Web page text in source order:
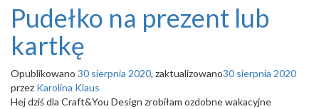
t
Pudełko na prezent lub
kartkę
Opublikowano 30 sierpnia 2020, zaktualizowano30 sierpnia 2020
przez Karolina Klaus
Hej dziś dla Craft&You Design zrobiłam ozdobne wakacyjne